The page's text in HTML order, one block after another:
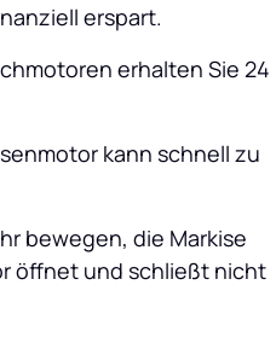
erspart.
erhalten Sie 24
kann schnell zu
bewegen, die Markise
öffnet und schließt nicht